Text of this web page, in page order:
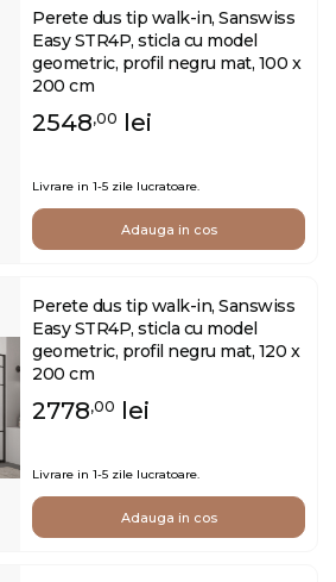
Perete dus tip walk-in, Sanswiss
Easy STR4P, sticla cu model
geometric, profil negru mat, 100 x
200 cm
2548,00 lei
Livrare in 1-5 zile lucratoare.
Adauga in cos
Perete dus tip walk-in, Sanswiss
Easy STR4P, sticla cu model
geometric, profil negru mat, 120 x
200 cm
2778,00 lei
Livrare in 1-5 zile lucratoare.
Adauga in cos